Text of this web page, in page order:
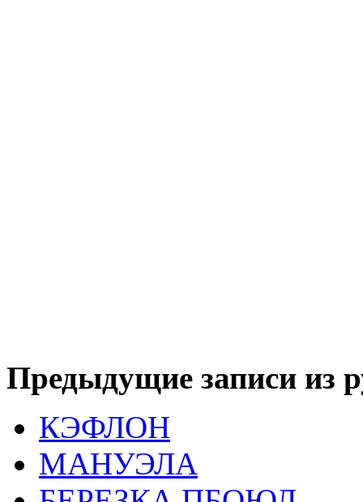
Предыдущие записи из
КЭФЛОН
МАНУЭЛА